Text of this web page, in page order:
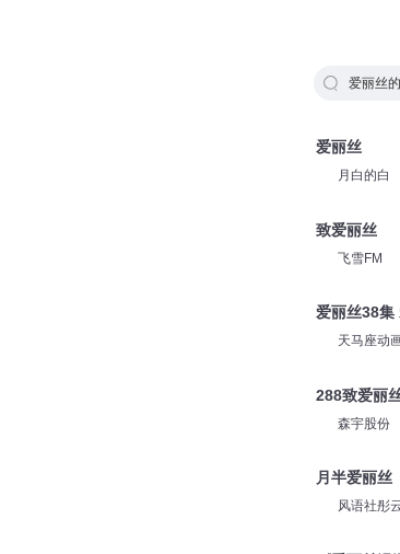
爱丽丝
爱丽丝
月白的白
致爱丽丝
飞雪FM
爱丽丝38集
天马座动
288致爱丽
森宇股份
月半爱丽丝
风语社彤